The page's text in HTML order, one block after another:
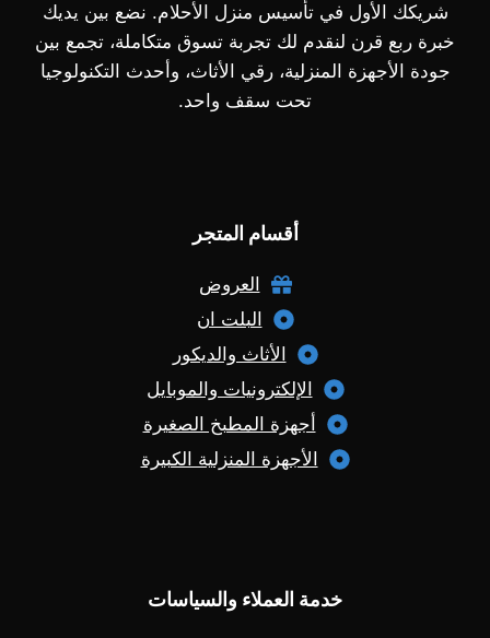
شريكك الأول في تأسيس منزل الأحلام. نضع بين يديك
خبرة ربع قرن لنقدم لك تجربة تسوق متكاملة، تجمع بين
جودة الأجهزة المنزلية، رقي الأثاث، وأحدث التكنولوجيا
تحت سقف واحد.
أقسام المتجر
العروض
البلت ان
الأثاث والديكور
الإلكترونيات والموبايل
أجهزة المطبخ الصغيرة
الأجهزة المنزلية الكبيرة
خدمة العملاء والسياسات